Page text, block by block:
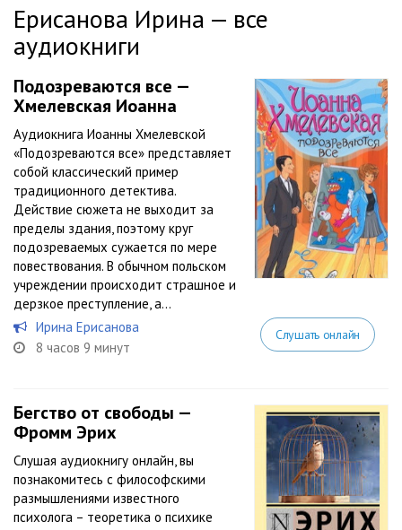
Ерисанова Ирина — все
аудиокниги
Подозреваются все —
Хмелевская Иоанна
Аудиокнига Иоанны Хмелевской
«Подозреваются все» представляет
собой классический пример
традиционного детектива.
Действие сюжета не выходит за
пределы здания, поэтому круг
подозреваемых сужается по мере
повествования. В обычном польском
учреждении происходит страшное и
дерзкое преступление, а...
Ирина Ерисанова
8 часов 9 минут
Слушать онлайн
Бегство от свободы —
Фромм Эрих
Слушая аудиокнигу онлайн, вы
познакомитесь с философскими
размышлениями известного
психолога – теоретика о психике